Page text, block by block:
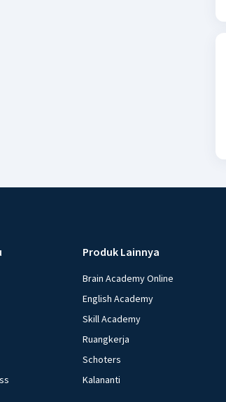
Produk Lainnya
Brain Academy Online
English Academy
Skill Academy
Ruangkerja
Schoters
Kalananti